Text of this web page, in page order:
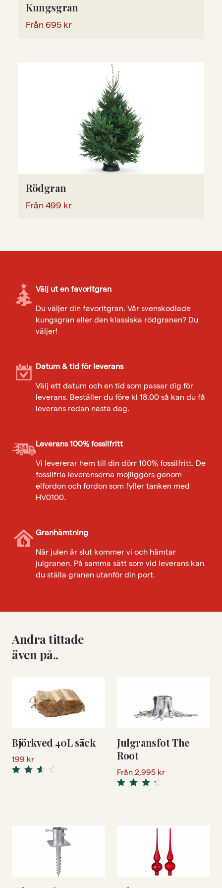
Kungsgran
Från695 kr
Rödgran
Från499 kr
Välj ut en favoritgran
Du väljer din favoritgran. Vår svenskodlade
kungsgran eller den klassiska rödgranen? Du
väljer!
Datum & tid för leverans
Välj ett datum och en tid som passar dig för
leverans. Beställer du före kl 18.00 så kan du få
leverans redan nästa dag.
Leverans 100% fossilfritt
Vi levererar hem till din dörr 100% fossilfritt. De
fossilfria leveranserna möjliggörs genom
elfordon och fordon som fyller tanken med
HV0100.
Granhämtning
När julen är slut kommer vi och hämtar
julgranen. På samma sätt som vid leverans kan
du ställa granen utanför din port.
Andra tittade
även på..
Björkved 40L säck
199 kr
Julgransfot The
Root
Från 2,995 kr